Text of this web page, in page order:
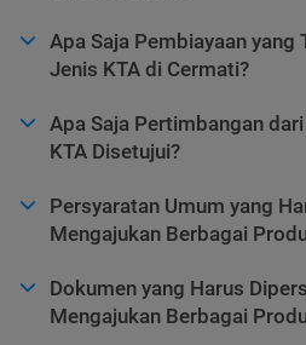
Apa Saja Pembiayaan yang
Jenis KTA di Cermati?
Apa Saja Pertimbangan
KTA Disetujui?
Persyaratan Umum yang
Mengajukan Berbagai
Dokumen yang Harus
Mengajukan Berbagai